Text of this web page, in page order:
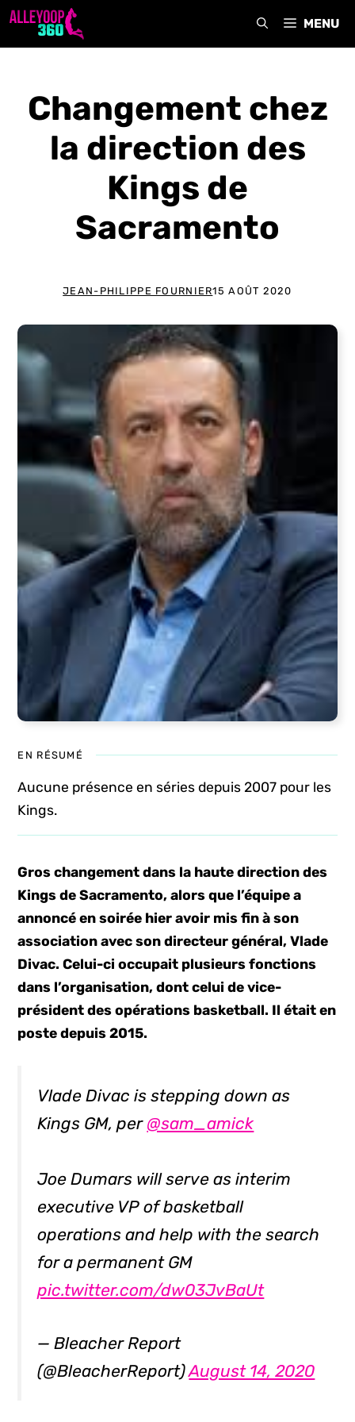
Aller
MENU
Changement chez
la direction des
Kings de
Sacramento
JEAN-PHILIPPE FOURNIER15 AOÛT 2020
EN RÉSUMÉ
Aucune présence en séries depuis 2007 pour les
Kings.
Gros changement dans la haute direction des
Kings de Sacramento, alors que l’équipe a
annoncé en soirée hier avoir mis fin à son
association avec son directeur général, Vlade
Divac. Celui-ci occupait plusieurs fonctions
dans l’organisation, dont celui de vice-
président des opérations basketball. Il était en
poste depuis 2015.
Vlade Divac is stepping down as
Kings GM, per @sam_amick
Joe Dumars will serve as interim
executive VP of basketball
operations and help with the search
for a permanent GM
pic.twitter.com/dw03JvBaUt
— Bleacher Report
(@BleacherReport)August 14, 2020